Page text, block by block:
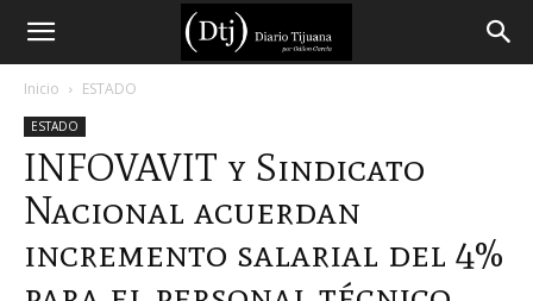
Diario
Tijuana
Inicio ESTADO
ESTADO
INFOVAVIT y Sindicato
Nacional acuerdan
incremento salarial del 4%